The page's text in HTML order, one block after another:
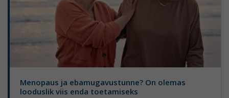
Menopaus ja ebamugavustunne? On olemas
looduslik viis enda toetamiseks